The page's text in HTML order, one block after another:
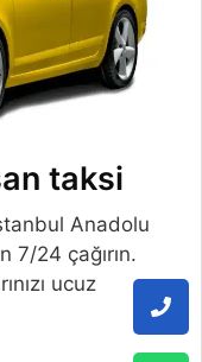
taksi
Anadolu
7/24 çağırın.
ucuz